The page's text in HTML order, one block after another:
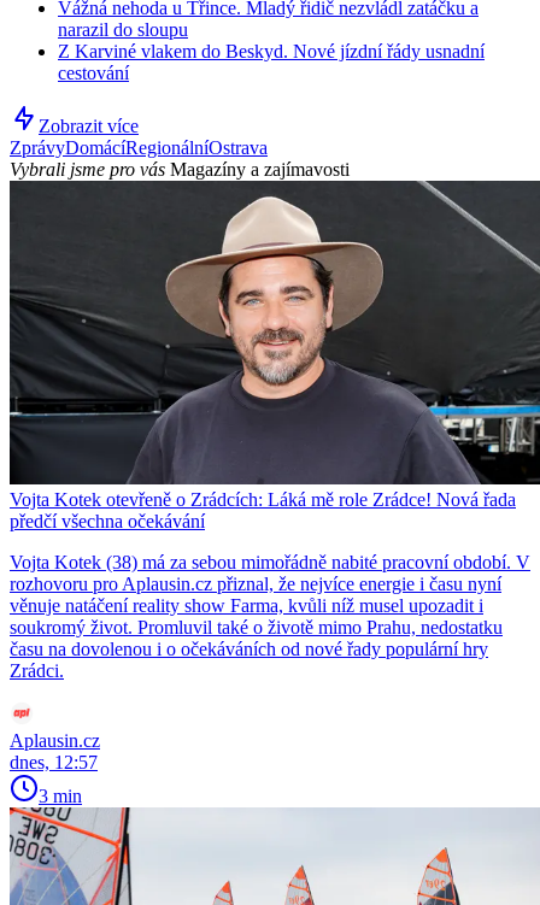
Vážná nehoda u Třince. Mladý řidič nezvládl zatáčku a
narazil do sloupu
Z Karviné vlakem do Beskyd. Nové jízdní řády usnadní
cestování
Zobrazit více
ZprávyDomácíRegionálníOstrava
Vybrali jsme pro vás Magazíny a zajímavosti
Vojta Kotek otevřeně o Zrádcích: Láká mě role Zrádce! Nová řada
předčí všechna očekávání
Vojta Kotek (38) má za sebou mimořádně nabité pracovní období. V
rozhovoru pro Aplausin.cz přiznal, že nejvíce energie i času nyní
věnuje natáčení reality show Farma, kvůli níž musel upozadit i
soukromý život. Promluvil také o životě mimo Prahu, nedostatku
času na dovolenou i o očekáváních od nové řady populární hry
Zrádci.
Aplausin.cz
dnes, 12:57
3 min